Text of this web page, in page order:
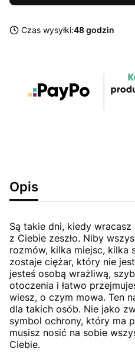
Czas wysyłki:48 godzin
Opis
Są takie dni, kiedy
z Ciebie zeszło. Niby
rozmów, kilka miejsc, kilka
zostaje ciężar, który nie
jesteś osobą wrażliwą,
otoczenia i łatwo
wiesz, o czym mowa. Ten
dla takich osób. Nie jako
symbol ochrony, który ma
musisz nosić na sobie
Ciebie.